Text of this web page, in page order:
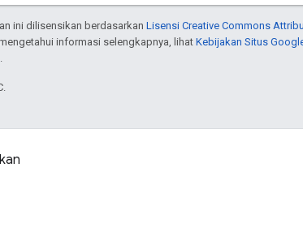
ini dilisensikan berdasarkan Lisensi Creative Commons
mengetahui informasi selengkapnya, lihatKebijakan Situs